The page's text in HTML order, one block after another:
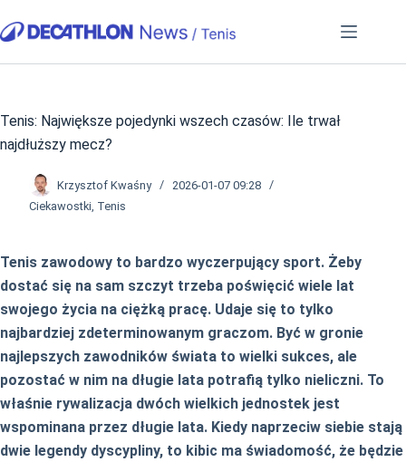
do
Tenis: Największe pojedynki wszech czasów: Ile trwał
najdłuższy mecz?
Krzysztof Kwaśny
2026-01-07 09:28
Ciekawostki, Tenis
Tenis zawodowy to bardzo wyczerpujący sport. Żeby
dostać się na sam szczyt trzeba poświęcić wiele lat
swojego życia na ciężką pracę. Udaje się to tylko
najbardziej zdeterminowanym graczom. Być w gronie
najlepszych zawodników świata to wielki sukces, ale
pozostać w nim na długie lata potrafią tylko nieliczni. To
właśnie rywalizacja dwóch wielkich jednostek jest
wspominana przez długie lata. Kiedy naprzeciw siebie stają
dwie legendy dyscypliny, to kibic ma świadomość, że będzie